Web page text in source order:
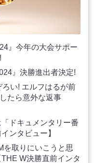
』今年の大会サポー
』決勝進出者決定!
ろい! エルフはるが前
たら意外な返事
ドキュメンタリー番
ンタビュー】
を取りにいこうと思
W決勝直前インタ